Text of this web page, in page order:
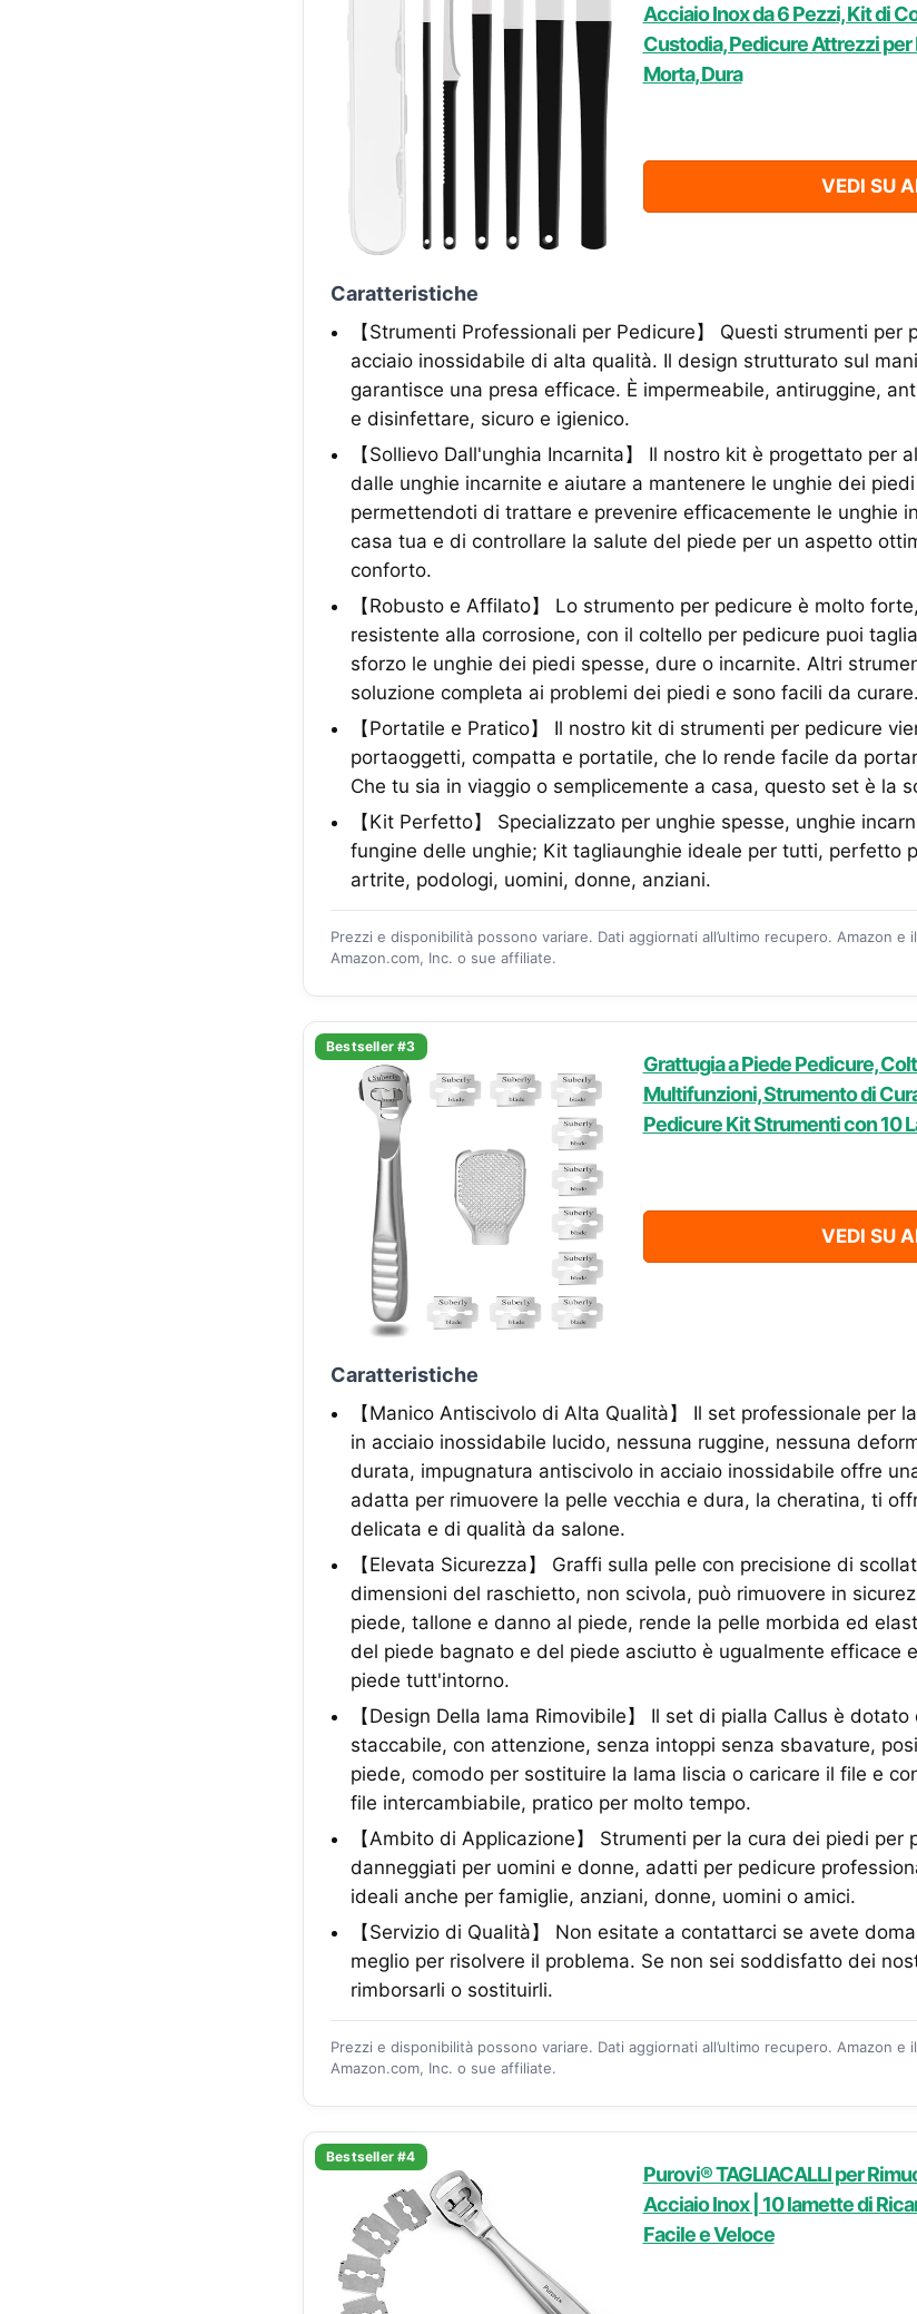
Acciaio Inox da 6 Pezzi, Kit di
Custodia, Pedicure Attrezzi per
Morta, Dura
VEDI SU
Caratteristiche
【Strumenti Professionali per Pedicure】 Questi strumenti per
acciaio inossidabile di alta qualità. Il design strutturato sul
garantisce una presa efficace. È impermeabile, antiruggine,
e disinfettare, sicuro e igienico.
【Sollievo Dall'unghia Incarnita】 Il nostro kit è progettato per
dalle unghie incarnite e aiutare a mantenere le unghie dei
permettendoti di trattare e prevenire efficacemente le unghie
casa tua e di controllare la salute del piede per un aspetto
conforto.
【Robusto e Affilato】 Lo strumento per pedicure è molto
resistente alla corrosione, con il coltello per pedicure puoi
sforzo le unghie dei piedi spesse, dure o incarnite. Altri
soluzione completa ai problemi dei piedi e sono facili da curare.
【Portatile e Pratico】 Il nostro kit di strumenti per pedicure
portaoggetti, compatta e portatile, che lo rende facile da
Che tu sia in viaggio o semplicemente a casa, questo set è la
【Kit Perfetto】 Specializzato per unghie spesse, unghie
fungine delle unghie; Kit tagliaunghie ideale per tutti, perfetto
artrite, podologi, uomini, donne, anziani.
Prezzi e disponibilità possono variare. Dati aggiornati all’ultimo recupero. Amazon e
Amazon.com, Inc. o sue affiliate.
Bestseller #3
Grattugia a Piede Pedicure,
Multifunzioni, Strumento di
Pedicure Kit Strumenti con 10
VEDI SU
Caratteristiche
【Manico Antiscivolo di Alta Qualità】 Il set professionale per
in acciaio inossidabile lucido, nessuna ruggine, nessuna
durata, impugnatura antiscivolo in acciaio inossidabile offre
adatta per rimuovere la pelle vecchia e dura, la cheratina, ti
delicata e di qualità da salone.
【Elevata Sicurezza】 Graffi sulla pelle con precisione di
dimensioni del raschietto, non scivola, può rimuovere in
piede, tallone e danno al piede, rende la pelle morbida ed
del piede bagnato e del piede asciutto è ugualmente efficace
piede tutt'intorno.
【Design Della lama Rimovibile】 Il set di pialla Callus è
staccabile, con attenzione, senza intoppi senza sbavature,
piede, comodo per sostituire la lama liscia o caricare il file e
file intercambiabile, pratico per molto tempo.
【Ambito di Applicazione】 Strumenti per la cura dei piedi per
danneggiati per uomini e donne, adatti per pedicure
ideali anche per famiglie, anziani, donne, uomini o amici.
【Servizio di Qualità】 Non esitate a contattarci se avete
meglio per risolvere il problema. Se non sei soddisfatto dei
rimborsarli o sostituirli.
Prezzi e disponibilità possono variare. Dati aggiornati all’ultimo recupero. Amazon e
Amazon.com, Inc. o sue affiliate.
Bestseller #4
Purovi® TAGLIACALLI per
Acciaio Inox | 10 lamette di
Facile e Veloce